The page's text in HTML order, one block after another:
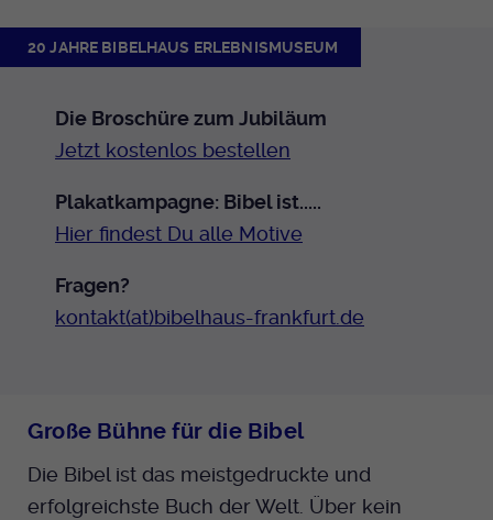
20 JAHRE BIBELHAUS ERLEBNISMUSEUM
Die Broschüre zum Jubiläum
Jetzt kostenlos bestellen
Plakatkampagne: Bibel ist.....
Hier findest Du alle Motive
Fragen?
kontakt(at)bibelhaus-frankfurt.de
Große Bühne für die Bibel
Die Bibel ist das meistgedruckte und
erfolgreichste Buch der Welt. Über kein
Laufzeit Ende der Sitzung
PHP Daten Identifikator, der gesetzt wird
wird.
Name uid
Anbieter
Name cookie_optin-[n]
Name mtm_cookie_consent
Anbieter
Laufzeit 1 Jahr
Einstellungen
Spotify
Giphy
TikTok